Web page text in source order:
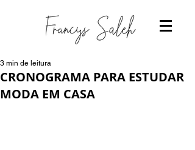
CRONOGRAMA PARA ESTUDAR
MODA EM CASA
3 min de leitura